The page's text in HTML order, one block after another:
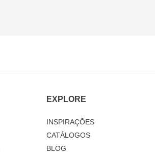
EXPLORE
INSPIRAÇÕES
CATÁLOGOS
BLOG